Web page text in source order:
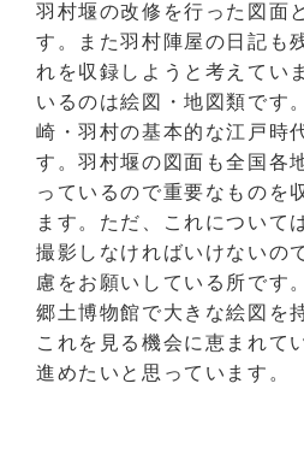
羽村堰の改修を行った図面
す。また羽村陣屋の日記も
れを収録しようと考えてい
いるのは絵図・地図類です
崎・羽村の基本的な江戸時
す。羽村堰の図面も全国各
っているので重要なものを
ます。ただ、これについて
撮影しなければいけないの
慮をお願いしている所です
郷土博物館で大きな絵図を
これを見る機会に恵まれて
進めたいと思っています。